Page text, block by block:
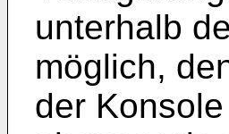
unterhalb
möglich,
der